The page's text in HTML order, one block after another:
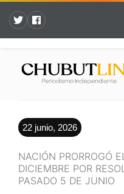
22 junio, 2026
NACIÓN PRORROGÓ
DICIEMBRE POR
PASADO 5 DE JUNIO